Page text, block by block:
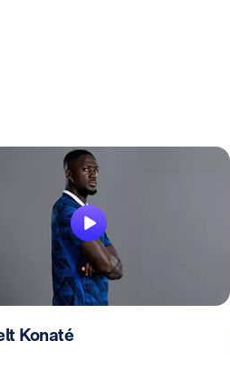
Konaté